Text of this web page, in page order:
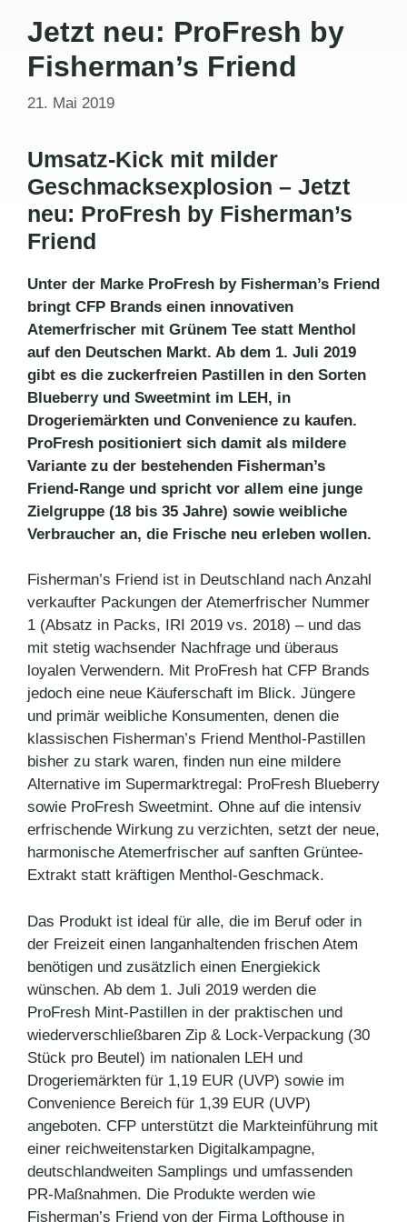
Jetzt neu: ProFresh by
Fisherman’s Friend
21. Mai 2019
Umsatz-Kick mit milder
Geschmacksexplosion – Jetzt
neu: ProFresh by Fisherman’s
Friend
Unter der Marke ProFresh by Fisherman’s Friend
bringt CFP Brands einen innovativen
Atemerfrischer mit Grünem Tee statt Menthol
auf den Deutschen Markt. Ab dem 1. Juli 2019
gibt es die zuckerfreien Pastillen in den Sorten
Blueberry und Sweetmint im LEH, in
Drogeriemärkten und Convenience zu kaufen.
ProFresh positioniert sich damit als mildere
Variante zu der bestehenden Fisherman’s
Friend-Range und spricht vor allem eine junge
Zielgruppe (18 bis 35 Jahre) sowie weibliche
Verbraucher an, die Frische neu erleben wollen.
Fisherman’s Friend ist in Deutschland nach Anzahl
verkaufter Packungen der Atemerfrischer Nummer
1 (Absatz in Packs, IRI 2019 vs. 2018) – und das
mit stetig wachsender Nachfrage und überaus
loyalen Verwendern. Mit ProFresh hat CFP Brands
jedoch eine neue Käuferschaft im Blick. Jüngere
und primär weibliche Konsumenten, denen die
klassischen Fisherman’s Friend Menthol-Pastillen
bisher zu stark waren, finden nun eine mildere
Alternative im Supermarktregal: ProFresh Blueberry
sowie ProFresh Sweetmint. Ohne auf die intensiv
erfrischende Wirkung zu verzichten, setzt der neue,
harmonische Atemerfrischer auf sanften Grüntee-
Extrakt statt kräftigen Menthol-Geschmack.
Das Produkt ist ideal für alle, die im Beruf oder in
der Freizeit einen langanhaltenden frischen Atem
benötigen und zusätzlich einen Energiekick
wünschen. Ab dem 1. Juli 2019 werden die
ProFresh Mint-Pastillen in der praktischen und
wiederverschließbaren Zip & Lock-Verpackung (30
Stück pro Beutel) im nationalen LEH und
Drogeriemärkten für 1,19 EUR (UVP) sowie im
Convenience Bereich für 1,39 EUR (UVP)
angeboten. CFP unterstützt die Markteinführung mit
einer reichweitenstarken Digitalkampagne,
deutschlandweiten Samplings und umfassenden
PR-Maßnahmen. Die Produkte werden wie
Fisherman’s Friend von der Firma Lofthouse in